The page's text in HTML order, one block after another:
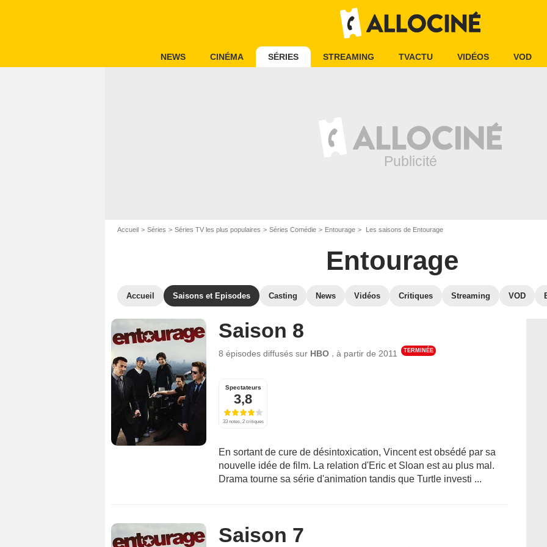
NEWS CINÉMA SÉRIES STREAMING TVACTU VIDÉOS VOD
Accueil Séries Séries TV les plus populaires Séries Comédie Entourage Les saisons de Entourage
Entourage
Accueil Saisons et Episodes Casting News Vidéos Critiques Streaming VOD
Saison 8
8 épisodes diffusés sur HBO à partir de 2011 TERMINÉE
Spectateurs
3,8
33 notes, 2 critiques
En sortant de cure de désintoxication, Vincent est obsédé par sa
nouvelle idée de film. La relation d'Eric et Sloan est au plus mal.
Drama tourne sa série d'animation tandis que Turtle investi ...
Saison 7